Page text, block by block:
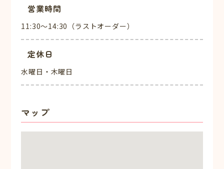
営業時間
11:30～14:30（ラストオーダー）
定休日
水曜日・木曜日
マップ